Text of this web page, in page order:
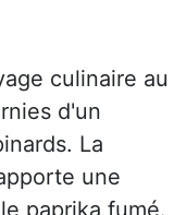
culinaire au
d'un
La
une
paprika fumé.